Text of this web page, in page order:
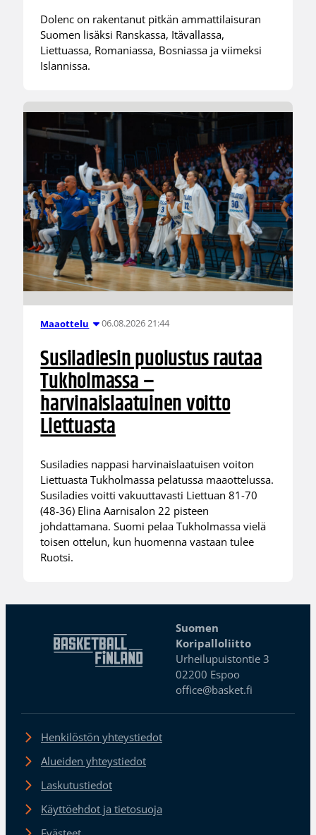
Dolenc on rakentanut pitkän ammattilaisuran
Suomen lisäksi Ranskassa, Itävallassa,
Liettuassa, Romaniassa, Bosniassa ja viimeksi
Islannissa.
Maaottelu 06.08.2026 21:44
Susiladiesin puolustus rautaa
Tukholmassa –
harvinaislaatuinen voitto
Liettuasta
Susiladies nappasi harvinaislaatuisen voiton
Liettuasta Tukholmassa pelatussa maaottelussa.
Susiladies voitti vakuuttavasti Liettuan 81-70
(48-36) Elina Aarnisalon 22 pisteen
johdattamana. Suomi pelaa Tukholmassa vielä
toisen ottelun, kun huomenna vastaan tulee
Ruotsi.
Suomen
Koripalloliitto
Urheilupuistontie 3
02200 Espoo
office@basket.fi
Henkilöstön yhteystiedot
Alueiden yhteystiedot
Laskutustiedot
Käyttöehdot ja tietosuoja